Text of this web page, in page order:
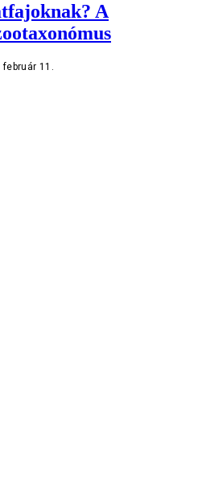
A
február 11.